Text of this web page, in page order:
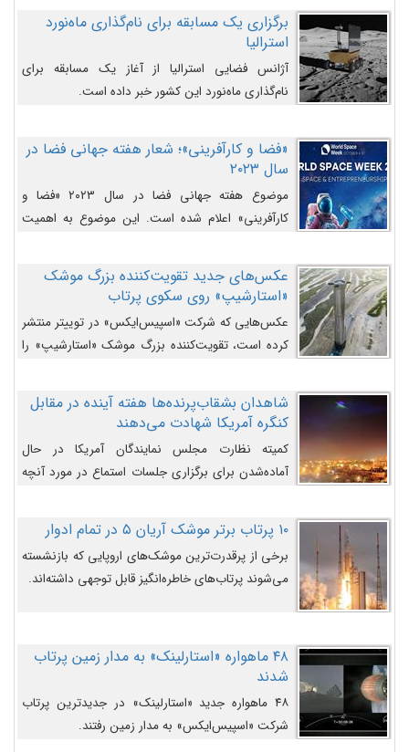
را وارد مسیر از پیش تعیین‌شده کند و سپس با یک
مکانیزم جدید با موفقیت از آن جدا شود. ‌
برگزاری یک مسابقه برای نام‌گذاری ماه‌نورد
استرالیا
آژانس فضایی استرالیا از آغاز یک مسابقه برای
نام‌گذاری ماه‌نورد این کشور خبر داده است.
«فضا و کارآفرینی»؛ شعار هفته جهانی فضا در
سال ۲۰۲۳
موضوع هفته جهانی فضا در سال ۲۰۲۳ «فضا و
کارآفرینی» اعلام شده است. این موضوع به اهمیت
روزافزون کارآفرینی در حوزه فضایی و مزایای جدیدی که
کارآفرینان این حوزه ایجاد می‌کنند، می‌پردازد.
عکس‌های جدید تقویت‌کننده بزرگ موشک
«استارشیپ» روی سکوی پرتاب
عکس‌هایی که شرکت «اسپیس‌ایکس» در توییتر منتشر
کرده است، تقویت‌کننده بزرگ موشک «استارشیپ» را
شاهدان بشقاب‌پرنده‌ها هفته آینده در مقابل
کنگره آمریکا شهادت می‌دهند
کمیته نظارت مجلس نمایندگان آمریکا در حال
آماده‌شدن برای برگزاری جلسات استماع در مورد آنچه
می‌دانند، است و قرار است افشاگران یوفوها هفته آینده
در مقابل آنها شهادت دهند.۱۰ پرتاب برتر موشک آریان ۵ در تمام ادوار
برخی از پرقدرت‌ترین موشک‌های اروپایی که بازنشسته
می‌شوند پرتاب‌های خاطره‌انگیز قابل توجهی داشته‌اند.
۴۸ ماهواره «استارلینک» به مدار زمین پرتاب
شدند
۴۸ ماهواره جدید «استارلینک» در جدیدترین پرتاب
شرکت «اسپیس‌ایکس» به مدار زمین رفتند.